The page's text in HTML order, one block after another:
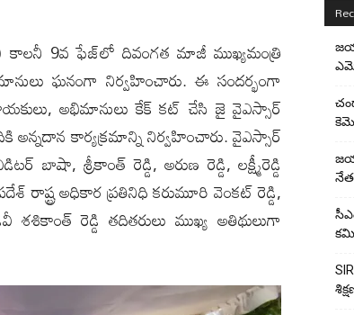
కాలనీ 9వ ఫేజ్‌లో దివంగత మాజీ ముఖ్యమంత్రి
ఘనంగా నిర్వహించారు. ఈ సందర్భంగా
అభిమానులు కేక్ కట్ చేసి జై వైఎస్సార్
కార్యక్రమాన్ని నిర్వహించారు. వైఎస్సార్
బాషా, శ్రీకాంత్ రెడ్డి, అరుణ రెడ్డి, లక్ష్మీరెడ్డి
రాష్ట్ర అధికార ప్రతినిధి కరుమూరి వెంకట్ రెడ్డి,
రెడ్డి తదితరులు ముఖ్య అతిథులుగా